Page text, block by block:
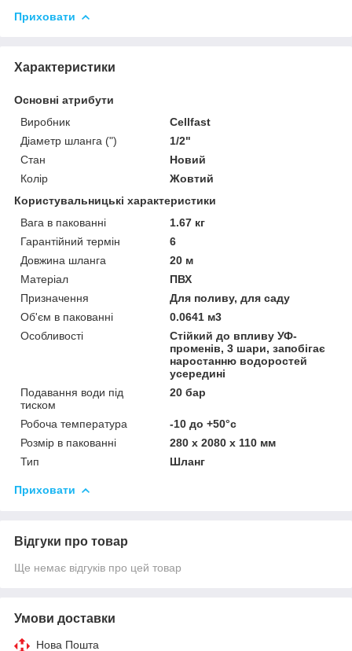
Приховати
Характеристики
Основні атрибути
Виробник
Cellfast
Діаметр шланга (")
1/2"
Стан
Новий
Колір
Жовтий
Користувальницькі характеристики
Вага в пакованні
1.67 кг
Гарантійний термін
6
Довжина шланга
20 м
Матеріал
ПВХ
Призначення
Для поливу, для саду
Об'єм в пакованні
0.0641 м3
Особливості
Стійкий до впливу УФ-
променів, 3 шари, запобігає
наростанню водоростей
усередині
Подавання води під
тиском
20 бар
Робоча температура
-10 до +50°c
Розмір в пакованні
280 х 2080 х 110 мм
Тип
Шланг
Приховати
Відгуки про товар
Ще немає відгуків про цей товар
Умови доставки
Нова Пошта